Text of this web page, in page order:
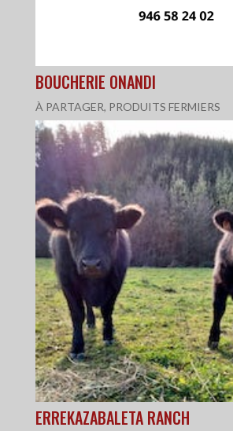
BOUCHERIE ONANDI
À PARTAGER, PRODUITS FERMIERS
ERREKAZABALETA RANCH